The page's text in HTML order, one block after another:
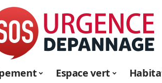
Espace vert